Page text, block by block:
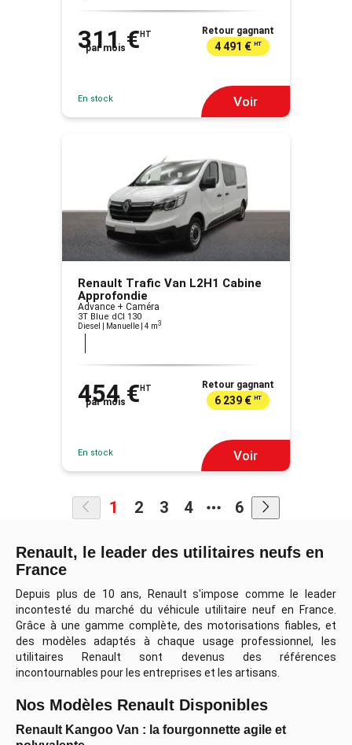
311 € HT
par mois
Retour gagnant
4 491 € HT
En stock Voir
Renault Trafic Van L2H1 Cabine
Approfondie
Advance + Caméra
3T Blue dCI 130
Diesel | Manuelle | 4 m3
454 € HT
par mois
Retour gagnant
6 239 € HT
En stock Voir
1 2 3 4 6
Renault, le leader des utilitaires neufs en
France
Depuis plus de 10 ans, Renault s'impose comme le leader
incontesté du marché du véhicule utilitaire neuf en France.
Grâce à une gamme complète, des motorisations fiables, et
des modèles adaptés à chaque usage professionnel, les
utilitaires Renault sont devenus des références
incontournables pour les entreprises et les artisans.
Nos Modèles Renault Disponibles
Renault Kangoo Van : la fourgonnette agile et